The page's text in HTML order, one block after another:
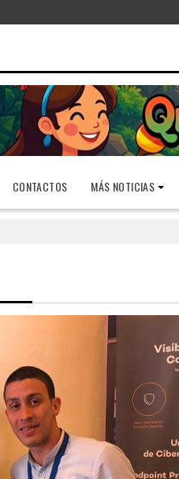
CONTACTOS MÁS NOTICIAS